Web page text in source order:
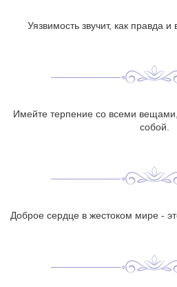
Уязвимость звучит, как правда и
Имейте терпение со всеми
собой.
Доброе сердце в жестоком мире -